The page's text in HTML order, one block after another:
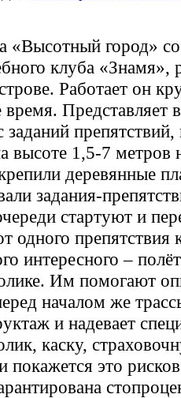
«Высотный город»
клуба «Знамя»,
Работает он
время. Представляет
заданий
высоте 1,5-7 метров
деревянные
задания-
стартуют и
одного препятствия
интересного –
Им помогают
началом же
и надевает
каску,
покажется это